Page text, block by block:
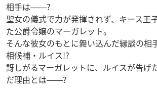
相手は――?
聖女の儀式で力が発揮されず、キース王
た公爵令嬢のマーガレット。
そんな彼女のもとに舞い込んだ縁談の
相候補・ルイス!?
訝しがるマーガレットに、ルイスが告げ
だ理由とは――?